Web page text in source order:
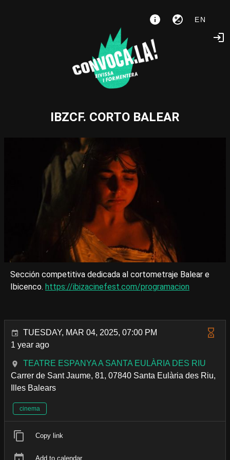
EN
IBZCF. CORTO BALEAR
Sección competitiva dedicada al cortometraje Balear e
Ibicenco. https://ibizacinefest.com/programacion
TUESDAY, MAR 04, 2025, 07:00 PM
1 year ago
TEATRE ESPANYA A SANTA EULÀRIA DES RIU
Carrer de Sant Jaume, 81, 07840 Santa Eulària des Riu,
Illes Balears
cinema
Copy link
Add to calendar